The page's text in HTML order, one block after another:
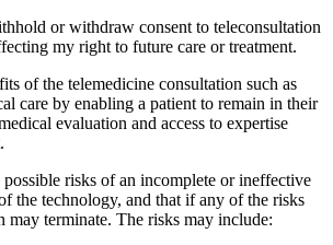
or withdraw consent to teleconsultation
my right to future care or treatment.
of the telemedicine consultation such as
care by enabling a patient to remain in their
evaluation and access to expertise
possible risks of an incomplete or ineffective
the technology, and that if any of the risks
may terminate. The risks may include: